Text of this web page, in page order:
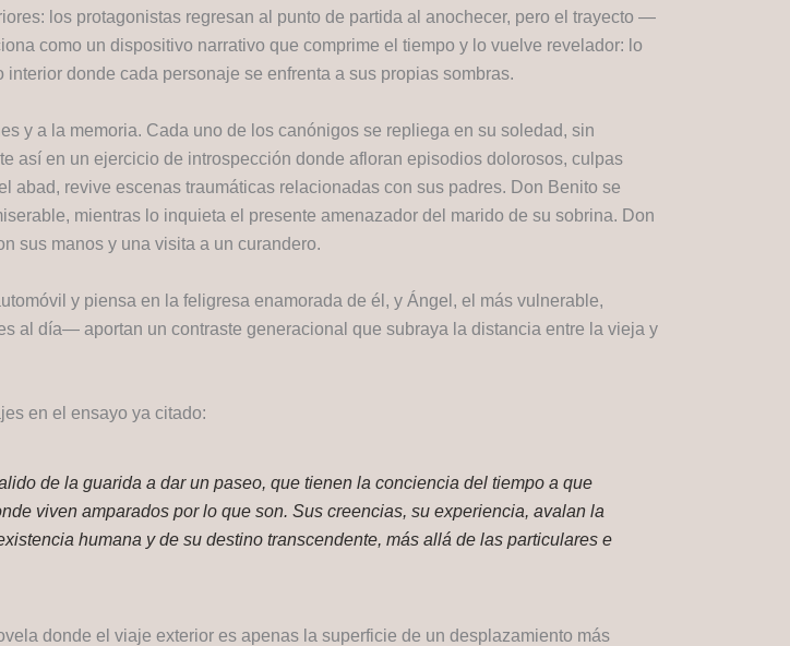
los protagonistas regresan al punto de partida al anochecer, pero el trayecto —
como un dispositivo narrativo que comprime el tiempo y lo vuelve revelador: lo
donde cada personaje se enfrenta a sus propias sombras.
y a la memoria. Cada uno de los canónigos se repliega en su soledad, sin
así en un ejercicio de introspección donde afloran episodios dolorosos, culpas
revive escenas traumáticas relacionadas con sus padres. Don Benito se
mientras lo inquieta el presente amenazador del marido de su sobrina. Don
sus manos y una visita a un curandero.
y piensa en la feligresa enamorada de él, y Ángel, el más vulnerable,
al día— aportan un contraste generacional que subraya la distancia entre la vieja y
en el ensayo ya citado:
de la guarida a dar un paseo, que tienen la conciencia del tiempo a que
viven amparados por lo que son. Sus creencias, su experiencia, avalan la
humana y de su destino transcendente, más allá de las particulares e
donde el viaje exterior es apenas la superficie de un desplazamiento más